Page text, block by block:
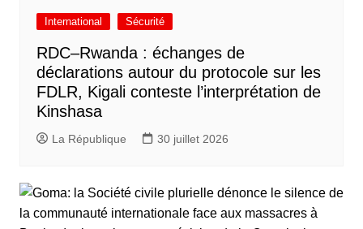
International Sécurité
RDC–Rwanda : échanges de
déclarations autour du protocole sur les
FDLR, Kigali conteste l’interprétation de
Kinshasa
La République 30 juillet 2026